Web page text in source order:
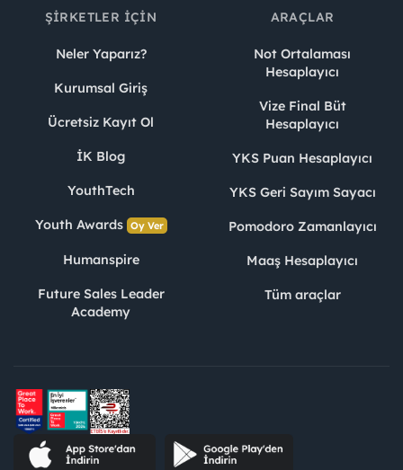
ŞIRKETLER İÇIN
Neler Yaparız?
Kurumsal Giriş
Ücretsiz Kayıt Ol
İK Blog
YouthTech
Youth Awards Oy Ver
Humanspire
Future Sales Leader
Academy
ARAÇLAR
Not Ortalaması
Hesaplayıcı
Vize Final Büt
Hesaplayıcı
YKS Puan Hesaplayıcı
YKS Geri Sayım Sayacı
Pomodoro Zamanlayıcı
Maaş Hesaplayıcı
Tüm araçlar